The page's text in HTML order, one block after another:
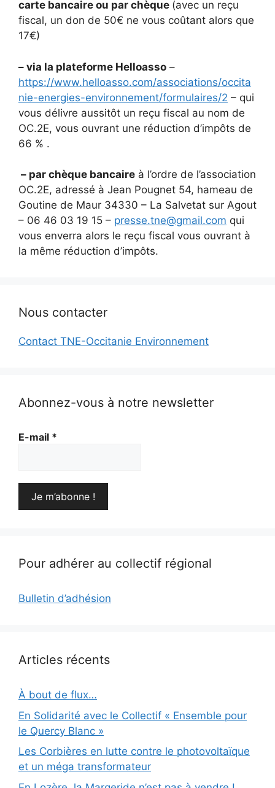
carte bancaire ou par chèque (avec un reçu
fiscal, un don de 50€ ne vous coûtant alors que
17€)
– via la plateforme Helloasso –
https://www.helloasso.com/associations/occita
nie-energies-environnement/formulaires/2 – qui
vous délivre aussitôt un reçu fiscal au nom de
OC.2E, vous ouvrant une réduction d’impôts de
66 % .
– par chèque bancaire à l’ordre de l’association
OC.2E, adressé à Jean Pougnet 54, hameau de
Goutine de Maur 34330 – La Salvetat sur Agout
– 06 46 03 19 15 – presse.tne@gmail.com qui
vous enverra alors le reçu fiscal vous ouvrant à
la même réduction d’impôts.
Nous contacter
Contact TNE-Occitanie Environnement
Abonnez-vous à notre newsletter
E-mail *
Pour adhérer au collectif régional
Bulletin d’adhésion
Articles récents
À bout de flux…
En Solidarité avec le Collectif « Ensemble pour
le Quercy Blanc »
Les Corbières en lutte contre le photovoltaïque
et un méga transformateur